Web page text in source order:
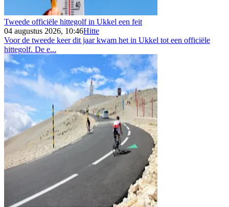
Tweede officiële hittegolf in Ukkel een feit
04 augustus 2026, 10:46Hitte
Voor de tweede keer dit jaar kwam het in Ukkel tot een officiële
hittegolf. De e...